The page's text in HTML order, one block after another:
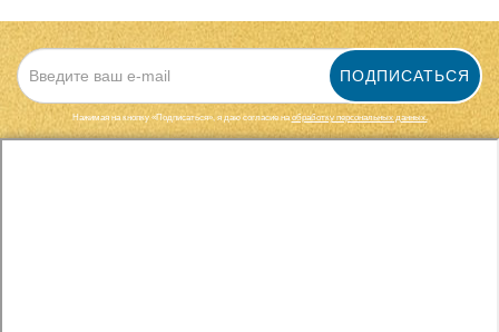
ПОДПИСАТЬСЯ
Нажимая на кнопку «Подписаться», я даю cогласие наобработку персональных данных.